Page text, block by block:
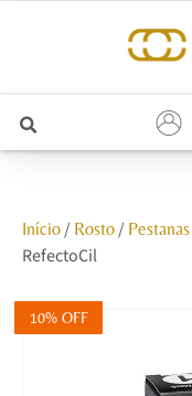
Unhas
Início/ Rosto/ Pestanas
RefectoCil
10% OFF